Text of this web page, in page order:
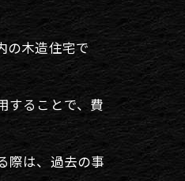
の木造住宅で
することで、費
際は、過去の事